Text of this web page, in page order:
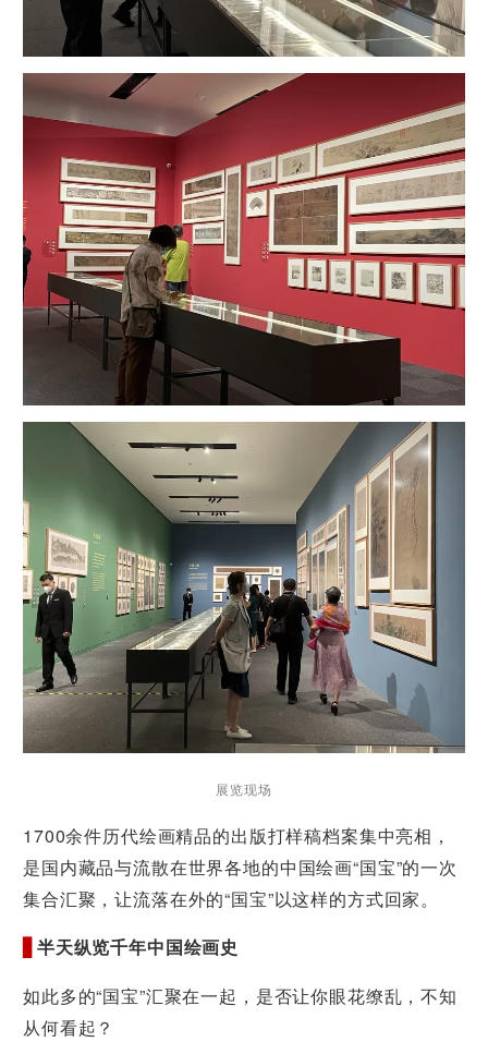
展览现场
1700余件历代绘画精品的出版打样稿档案集中亮相，
是国内藏品与流散在世界各地的中国绘画“国宝”的一次
集合汇聚，让流落在外的“国宝”以这样的方式回家。
半天纵览千年中国绘画史
如此多的“国宝”汇聚在一起，是否让你眼花缭乱，不知
从何看起？